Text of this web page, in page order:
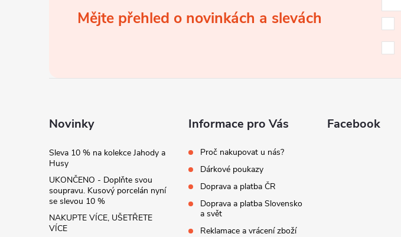
Mějte přehled o novinkách a slevách
Novinky
Sleva 10 % na kolekce Jahody a
Husy
UKONČENO - Doplňte svou
soupravu. Kusový porcelán nyní
se slevou 10 %
NAKUPTE VÍCE, UŠETŘETE
VÍCE
Informace pro Vás
Proč nakupovat u nás?
Dárkové poukazy
Doprava a platba ČR
Doprava a platba Slovensko
a svět
Reklamace a vrácení zboží
Facebook